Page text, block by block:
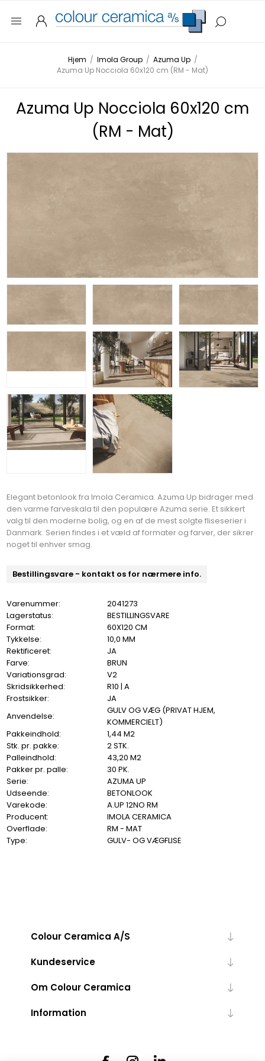
Hjem / Imola Group / Azuma Up /
Azuma Up Nocciola 60x120 cm (RM - Mat)
Azuma Up Nocciola 60x120 cm
(RM - Mat)
Elegant betonlook fra Imola Ceramica. Azuma Up bidrager med
den varme farveskala til den populære Azuma serie. Et sikkert
valg til den moderne bolig, og en af de mest solgte fliseserier i
Danmark. Serien findes i et væld af formater og farver, der sikrer
noget til enhver smag.
Bestillingsvare - kontakt os for nærmere info.
Varenummer:
2041273
Lagerstatus:
BESTILLINGSVARE
Format:
60X120 CM
Tykkelse:
10,0 MM
Rektificeret:
JA
Farve:
BRUN
Variationsgrad:
V2
Skridsikkerhed:
R10 | A
Frostsikker:
JA
Anvendelse:
GULV OG VÆG (PRIVAT HJEM,
KOMMERCIELT)
Pakkeindhold:
1,44 M2
Stk. pr. pakke:
2 STK.
Palleindhold:
43,20 M2
Pakker pr. palle:
30 PK.
Serie:
AZUMA UP
Udseende:
BETONLOOK
Varekode:
A.UP 12NO RM
Producent:
IMOLA CERAMICA
Overflade:
RM - MAT
Type:
GULV- OG VÆGFLISE
Colour Ceramica A/S
Kundeservice
Om Colour Ceramica
Information